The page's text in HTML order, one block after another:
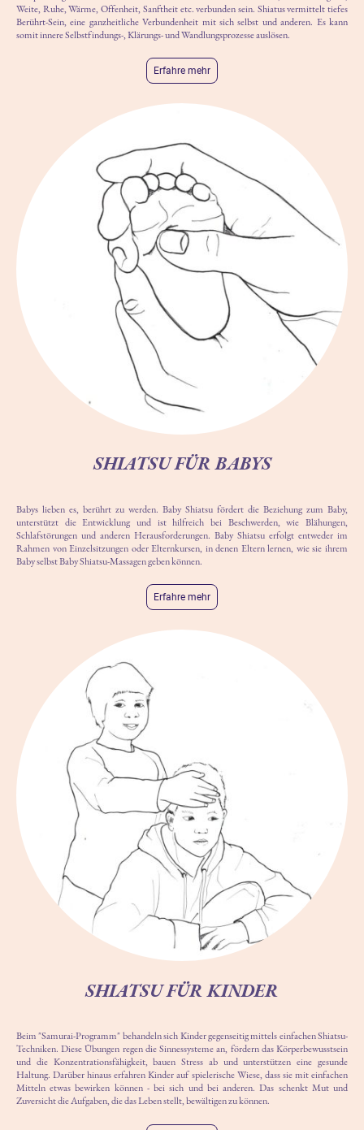
Weite, Ruhe, Wärme, Offenheit, Sanftheit etc. verbunden sein. Shiatus vermittelt tiefes
Berührt-Sein, eine ganzheitliche Verbundenheit mit sich selbst und anderen. Es kann
somit innere Selbstfindungs-, Klärungs- und Wandlungsprozesse auslösen.
Erfahre mehr
SHIATSU FÜR BABYS
Babys lieben es, berührt zu werden. Baby Shiatsu fördert die Beziehung zum Baby,
unterstützt die Entwicklung und ist hilfreich bei Beschwerden, wie Blähungen,
Schlafstörungen und anderen Herausforderungen. Baby Shiatsu erfolgt entweder im
Rahmen von Einzelsitzungen oder Elternkursen, in denen Eltern lernen, wie sie ihrem
Baby selbst Baby Shiatsu-Massagen geben können.
Erfahre mehr
SHIATSU FÜR KINDER
Beim "Samurai-Programm" behandeln sich Kinder gegenseitig mittels einfachen Shiatsu-
Techniken. Diese Übungen regen die Sinnessysteme an, fördern das Körperbewusstsein
und die Konzentrationsfähigkeit, bauen Stress ab und unterstützen eine gesunde
Haltung. Darüber hinaus erfahren Kinder auf spielerische Wiese, dass sie mit einfachen
Mitteln etwas bewirken können - bei sich und bei anderen. Das schenkt Mut und
Zuversicht die Aufgaben, die das Leben stellt, bewältigen zu können.